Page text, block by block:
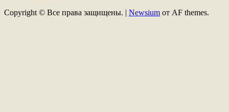
Copyright © Все права защищены. | Newsium от AF themes.